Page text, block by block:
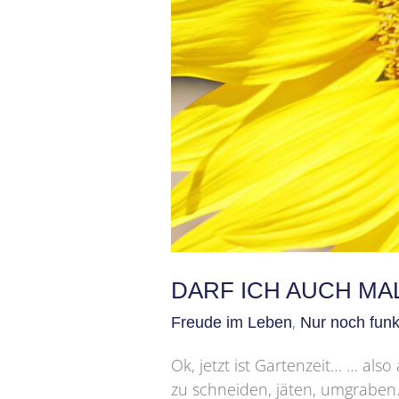
DARF ICH AUCH
Freude im Leben, Nur noch
Ok, jetzt ist Gartenzeit… …
zu schneiden, jäten,